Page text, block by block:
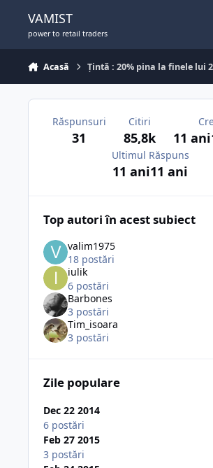
VAMIST
power to retail traders
Acasă Țintă : 20% pina la finele lui
Răspunsuri
31
Citiri
85,8k 11 ani
Ultimul Răspuns
11 ani11 ani
Top autori în acest subiect
valim1975
18 postări
iulik
6 postări
Barbones
3 postări
Tim_isoara
3 postări
Zile populare
Dec 22 2014
6 postări
Feb 27 2015
3 postări